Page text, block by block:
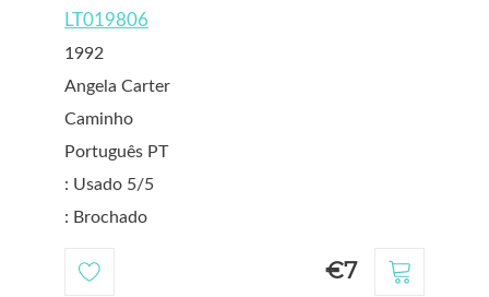
LT019806
1992
Angela Carter
Caminho
Português PT
: Usado 5/5
: Brochado
€7